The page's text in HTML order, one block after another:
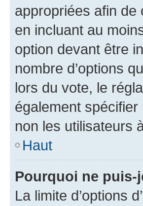
appropriées afin
en incluant au
option devant être
nombre d’options
lors du vote, le
également
non les utilisateurs
Haut
Pourquoi ne puis-
La limite d’options